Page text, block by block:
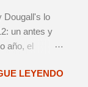
–.
hacían que
edición más.
Dougall's lo
un antes y
año, el
momento
LEYENDO